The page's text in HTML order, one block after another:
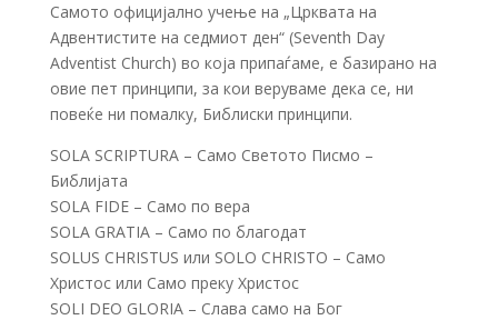
Самото официјално учење на „Црквата на
Адвентистите на седмиот ден“ (Seventh Day
Adventist Church) во која припаѓаме, е базирано на
овие пет принципи, за кои веруваме дека се, ни
повеќе ни помалку, Библиски принципи.
SOLA SCRIPTURA – Само Светото Писмо –
Библијата
SOLA FIDE – Само по вера
SOLA GRATIA – Само по благодат
SOLUS CHRISTUS или SOLO CHRISTO – Само
Христос или Само преку Христос
SOLI DEO GLORIA – Слава само на Бог